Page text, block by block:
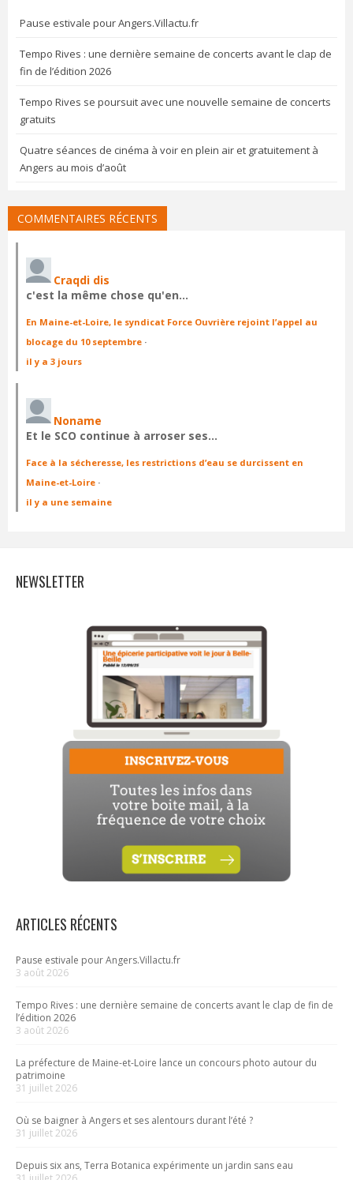
Pause estivale pour Angers.Villactu.fr
Tempo Rives : une dernière semaine de concerts avant le clap de
fin de l’édition 2026
Tempo Rives se poursuit avec une nouvelle semaine de concerts
gratuits
Quatre séances de cinéma à voir en plein air et gratuitement à
Angers au mois d’août
COMMENTAIRES RÉCENTS
Craqdi dis
c'est la même chose qu'en…
En Maine-et-Loire, le syndicat Force Ouvrière rejoint l’appel au
blocage du 10 septembre ·
il y a 3 jours
Noname
Et le SCO continue à arroser ses…
Face à la sécheresse, les restrictions d’eau se durcissent en
Maine-et-Loire ·
il y a une semaine
NEWSLETTER
ARTICLES RÉCENTS
Pause estivale pour Angers.Villactu.fr
3 août 2026
Tempo Rives : une dernière semaine de concerts avant le clap de fin de
l’édition 2026
3 août 2026
La préfecture de Maine-et-Loire lance un concours photo autour du
patrimoine
31 juillet 2026
Où se baigner à Angers et ses alentours durant l’été ?
31 juillet 2026
Depuis six ans, Terra Botanica expérimente un jardin sans eau